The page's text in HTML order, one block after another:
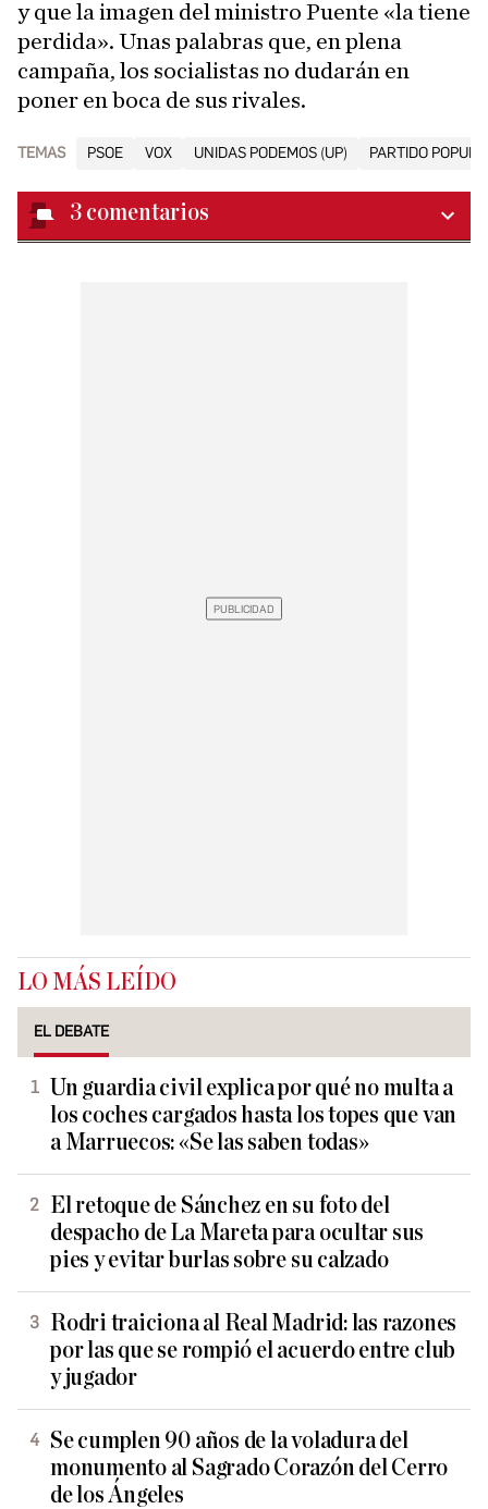
y que la imagen del ministro Puente «la tiene
perdida». Unas palabras que, en plena
campaña, los socialistas no dudarán en
poner en boca de sus rivales.
TEMAS PSOE VOX UNIDAS PODEMOS (UP) PARTIDO
3 comentarios
LO MÁS LEÍDO
EL DEBATE
Un guardia civil explica por qué no multa a
los coches cargados hasta los topes que van
a Marruecos: «Se las saben todas»
El retoque de Sánchez en su foto del
despacho de La Mareta para ocultar sus
pies y evitar burlas sobre su calzado
Rodri traiciona al Real Madrid: las razones
por las que se rompió el acuerdo entre club
y jugador
Se cumplen 90 años de la voladura del
monumento al Sagrado Corazón del Cerro
de los Ángeles